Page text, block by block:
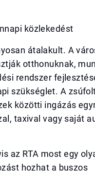
közlekedést
átalakult. A
otthonuknak,
rendszer
szükséglet. A
közötti ingázás
taxival vagy saját
az RTA most egy
hozhat a buszos